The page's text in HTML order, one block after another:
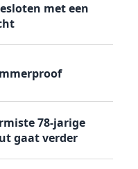
met een
78-jarige
gaat verder